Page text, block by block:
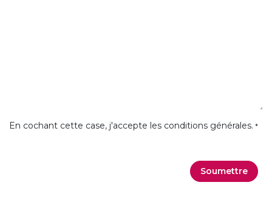
En cochant cette case, j'accepte les conditions générales. *
Soumettre